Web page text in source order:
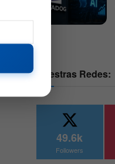
Nuestras Redes:
49.6k
Followers